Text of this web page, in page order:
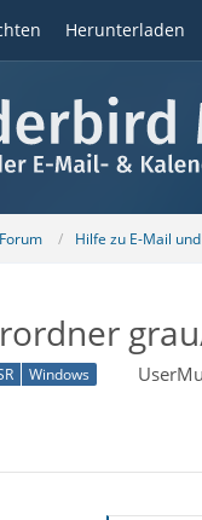
Herunterladen
Forum Hilfe zu E-Mail
Windows